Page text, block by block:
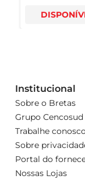
Institucional
Sobre o Bretas
Grupo Cencosud
Trabalhe
Sobre
Portal do
Nossas Lojas